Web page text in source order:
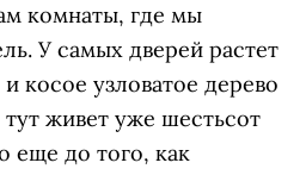
комнаты, где мы
У самых дверей растет
косое узловатое дерево
тут живет уже шестьсот
еще до того, как